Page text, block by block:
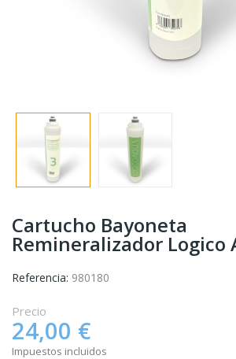
Cartucho Bayoneta
Remineralizador Logico
Referencia: 980180
Precio
24,00 €
Impuestos incluidos